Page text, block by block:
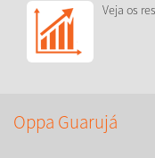
Veja os
Oppa Guarujá